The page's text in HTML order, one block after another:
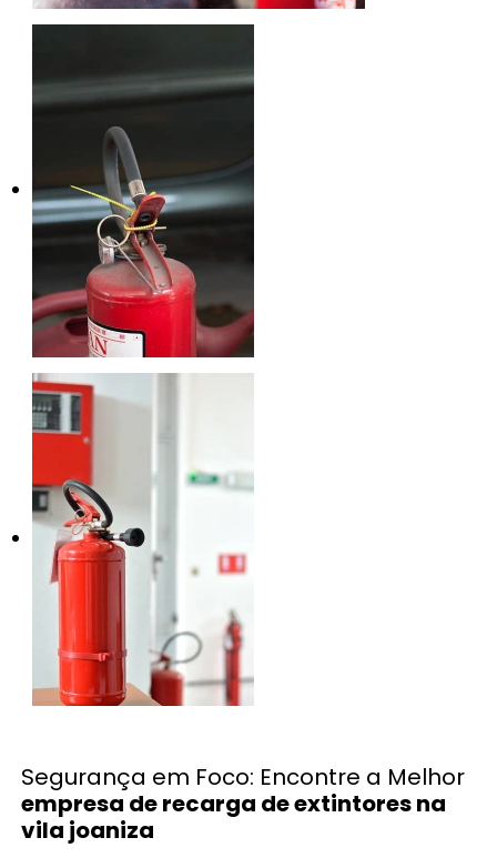
Segurança em Foco: Encontre a Melhor
empresa de recarga de extintores na
vila joaniza